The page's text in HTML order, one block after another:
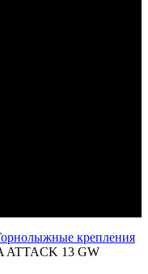
крепления
ATTACK 13 GW